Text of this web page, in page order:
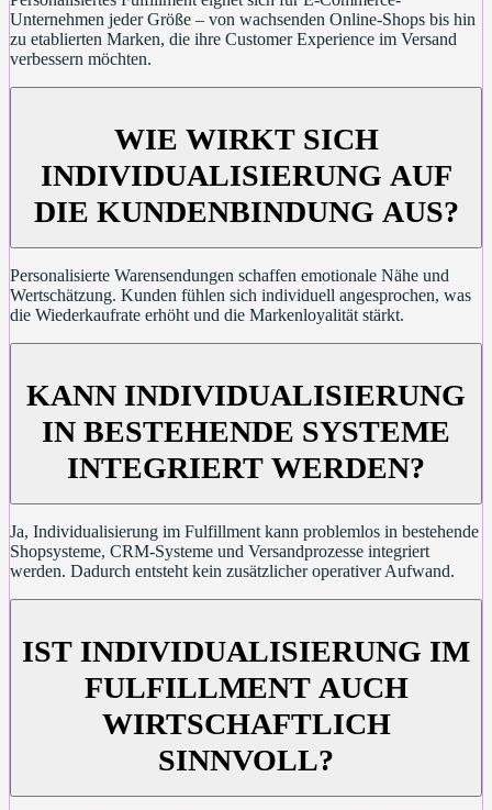
Unternehmen jeder Größe – von wachsenden Online-Shops bis hin
zu etablierten Marken, die ihre Customer Experience im Versand
verbessern möchten.
WIE WIRKT SICH
INDIVIDUALISIERUNG AUF
DIE KUNDENBINDUNG AUS?
Personalisierte Warensendungen schaffen emotionale Nähe und
Wertschätzung. Kunden fühlen sich individuell angesprochen, was
die Wiederkaufrate erhöht und die Markenloyalität stärkt.
KANN INDIVIDUALISIERUNG
IN BESTEHENDE SYSTEME
INTEGRIERT WERDEN?
Ja, Individualisierung im Fulfillment kann problemlos in bestehende
Shopsysteme, CRM-Systeme und Versandprozesse integriert
werden. Dadurch entsteht kein zusätzlicher operativer Aufwand.
IST INDIVIDUALISIERUNG IM
FULFILLMENT AUCH
WIRTSCHAFTLICH
SINNVOLL?